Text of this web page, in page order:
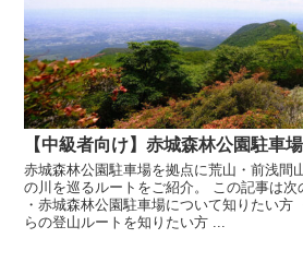
【中級者向け】赤城森林公園駐車
赤城森林公園駐車場を拠点に荒山・前浅間
の川を巡るルートをご紹介。 この記事は次
・赤城森林公園駐車場について知りたい方
らの登山ルートを知りたい方 ...